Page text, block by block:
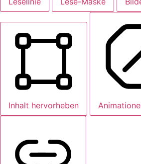
Inhalt hervorheben